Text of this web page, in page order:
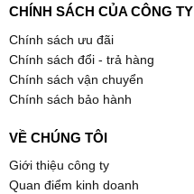
CHÍNH SÁCH CỦA CÔNG TY
Chính sách ưu đãi
Chính sách đổi - trả hàng
Chính sách vận chuyển
Chính sách bảo hành
VỀ CHÚNG TÔI
Giới thiệu công ty
Quan điểm kinh doanh